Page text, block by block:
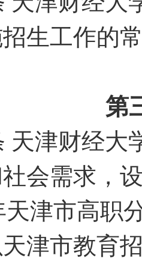
生工作的
第
天津财经大
会需求，
天津市高职
津市教育